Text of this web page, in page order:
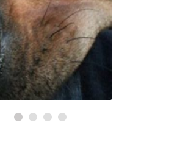
funcional para
comportamiento